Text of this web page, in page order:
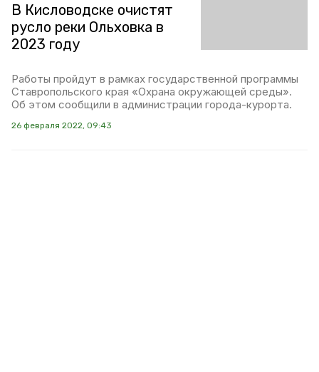
В Кисловодске очистят
русло реки Ольховка в
2023 году
Работы пройдут в рамках государственной программы
Ставропольского края «Охрана окружающей среды».
Об этом сообщили в администрации города-курорта.
26 февраля 2022, 09:43